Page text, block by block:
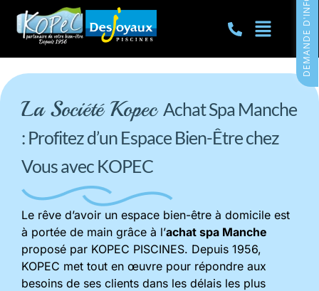
La Société Kopec Achat Spa Manche
: Profitez d’un Espace Bien-Être chez
Vous avec KOPEC
Le rêve d’avoir un espace bien-être à domicile est
à portée de main grâce à l’achat spa Manche
proposé par KOPEC PISCINES. Depuis 1956,
KOPEC met tout en œuvre pour répondre aux
besoins de ses clients dans les délais les plus